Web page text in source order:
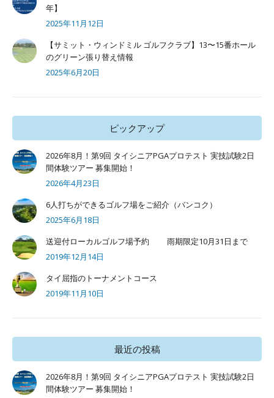
年】
2025年11月12日
【サミット・ウィンドミル ゴルフクラブ】13〜15番ホール
のグリーン張り替え情報
2025年6月20日
ピックアップ
2026年8月！第9回 タイシニアPGAプロテスト 実技試験2日
間体験ツアー 募集開始！
2026年4月23日
6人打ちができるゴルフ場をご紹介（バンコク）
2025年6月18日
送迎付ローカルゴルフ場予約 雨期限定10月31日まで
2019年12月14日
タイ屈指のトーナメントコース
2019年11月10日
最近の投稿
2026年8月！第9回 タイシニアPGAプロテスト 実技試験2日
間体験ツアー 募集開始！